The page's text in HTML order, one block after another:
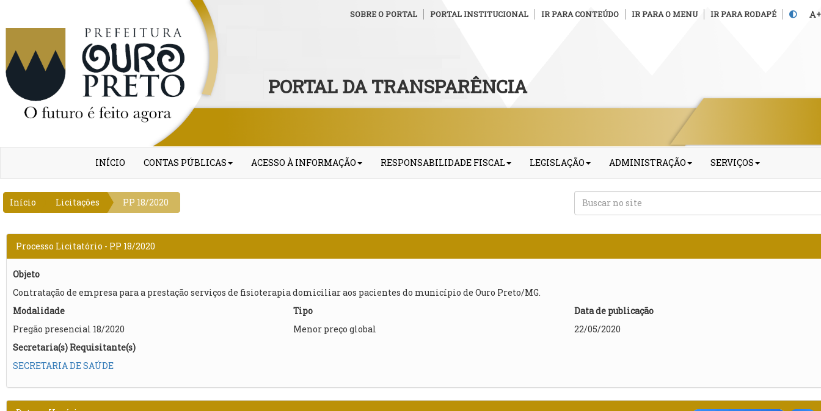
SOBRE O PORTAL PORTAL INSTITUCIONAL IR PARA CONTEÚDO IR PARA O MENU IR PARA RODAPÉ +
PORTAL DA TRANSPARÊNCIA
INÍCIO CONTAS PÚBLICAS ACESSO À INFORMAÇÃO RESPONSABILIDADE FISCAL LEGISLAÇÃO ADMINISTRAÇÃO SERVIÇOS
Início Licitações PP 18/2020
Processo Licitatório - PP 18/2020
Objeto
Contratação de empresa para a prestação serviços de fisioterapia domiciliar aos pacientes do município de Ouro Preto/MG.
Modalidade
Pregão presencial 18/2020
Tipo
Menor preço global
Data de publicação
22/05/2020
Secretaria(s) Requisitante(s)
SECRETARIA DE SAÚDE